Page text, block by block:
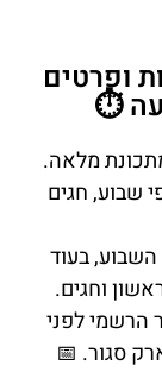
ופרטים
⏱️
מלאה.
שבוע, חגים
בעוד
וחגים.
הרשמי לפני
סגור. 📅